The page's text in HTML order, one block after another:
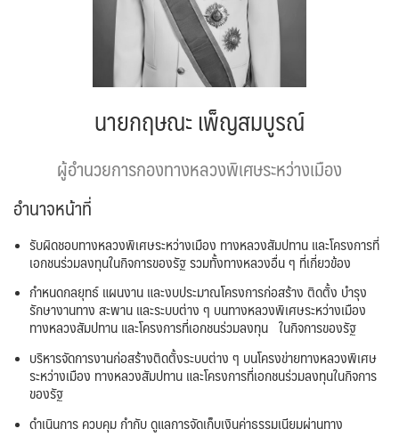
นายกฤษณะ เพ็ญสมบูรณ์
ผู้อำนวยการกองทางหลวงพิเศษระหว่างเมือง
อำนาจหน้าที่
รับผิดชอบทางหลวงพิเศษระหว่างเมือง ทางหลวงสัมปทาน และโครงการที่
เอกชนร่วมลงทุนในกิจการของรัฐ รวมทั้งทางหลวงอื่น ๆ ที่เกี่ยวข้อง
กำหนดกลยุทธ์ แผนงาน และงบประมาณโครงการก่อสร้าง ติดตั้ง บำรุง
รักษางานทาง สะพาน และระบบต่าง ๆ บนทางหลวงพิเศษระหว่างเมือง
ทางหลวงสัมปทาน และโครงการที่เอกชนร่วมลงทุน ในกิจการของรัฐ
บริหารจัดการงานก่อสร้างติดตั้งระบบต่าง ๆ บนโครงข่ายทางหลวงพิเศษ
ระหว่างเมือง ทางหลวงสัมปทาน และโครงการที่เอกชนร่วมลงทุนในกิจการ
ของรัฐ
ดำเนินการ ควบคุม กำกับ ดูแลการจัดเก็บเงินค่าธรรมเนียมผ่านทาง